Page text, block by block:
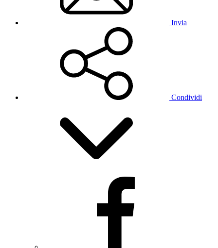
Invia
Condividi